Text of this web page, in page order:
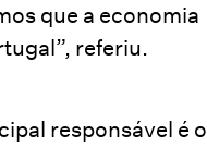
que a economia
referiu.
responsável é o